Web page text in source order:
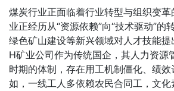
煤炭行业正面临着行业转型与组织变
业正经历从“资源依赖”向“技术驱动”的
绿色矿山建设等新兴领域对人才技能提
H矿业公司作为传统国企，其人力资源
时期的体制，存在用工机制僵化、绩
如，一线工人多依赖农民合同工，文